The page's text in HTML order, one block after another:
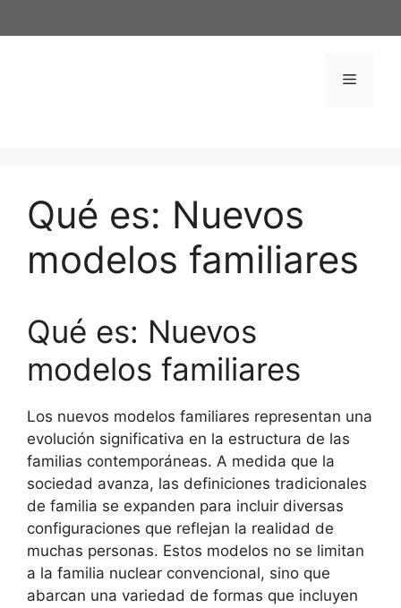
al
Menú
Qué es: Nuevos
modelos familiares
Qué es: Nuevos
modelos familiares
Los nuevos modelos familiares representan una
evolución significativa en la estructura de las
familias contemporáneas. A medida que la
sociedad avanza, las definiciones tradicionales
de familia se expanden para incluir diversas
configuraciones que reflejan la realidad de
muchas personas. Estos modelos no se limitan
a la familia nuclear convencional, sino que
abarcan una variedad de formas que incluyen